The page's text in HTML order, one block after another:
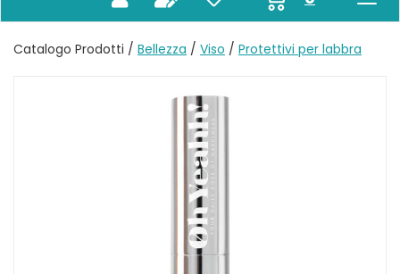
inseriti
Catalogo Prodotti / Bellezza / Viso / Protettivi per labbra